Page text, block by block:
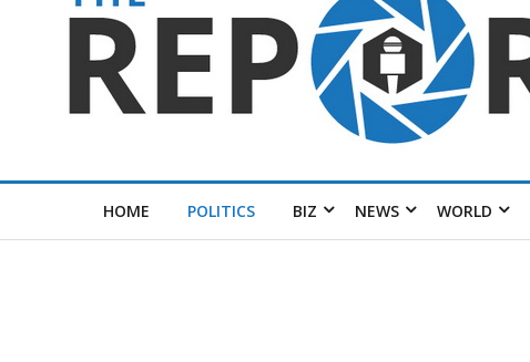
HOME POLITICS BIZ NEWS WORLD